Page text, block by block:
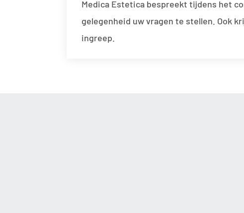
Medica Estetica bespreekt tijdens het
gelegenheid uw vragen te stellen. Ook
ingreep.